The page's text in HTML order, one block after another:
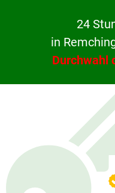
24
in
Durchwahl